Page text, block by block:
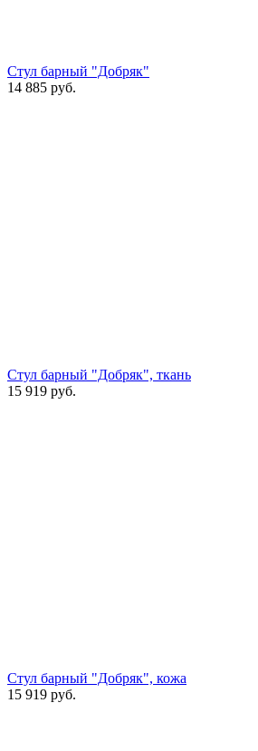
Стул барный "Добряк"
14 885 руб.
Стул барный "Добряк", ткань
15 919 руб.
Стул барный "Добряк", кожа
15 919 руб.